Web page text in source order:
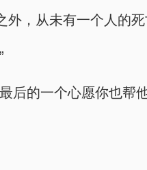
，从未有一个人的死
后的一个心愿你也帮